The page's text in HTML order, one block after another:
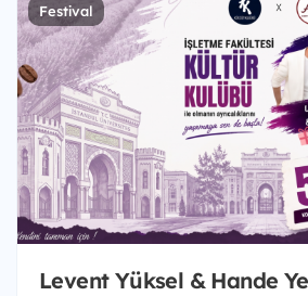
Festival
Levent Yüksel & Hande